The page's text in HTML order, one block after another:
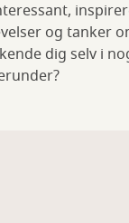
og tanker
dig selv i